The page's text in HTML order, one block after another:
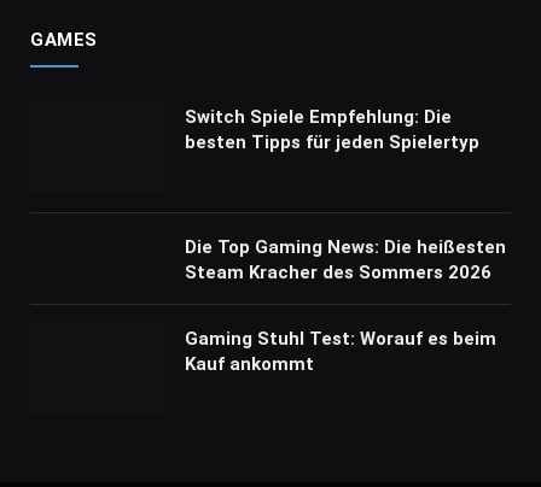
GAMES
Switch Spiele Empfehlung: Die
besten Tipps für jeden Spielertyp
Die Top Gaming News: Die heißesten
Steam Kracher des Sommers 2026
Gaming Stuhl Test: Worauf es beim
Kauf ankommt